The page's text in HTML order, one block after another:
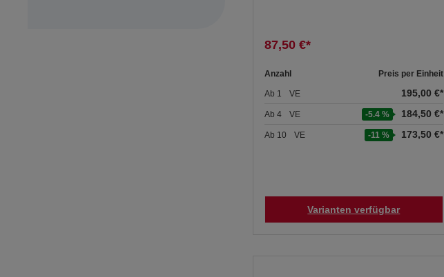
87,50 €*
Anzahl Preis per Einheit
Ab 1 VE 195,00 €*
Ab 4 VE -5.4 % 184,50 €*
Ab 10 VE -11 % 173,50 €*
Varianten verfügbar